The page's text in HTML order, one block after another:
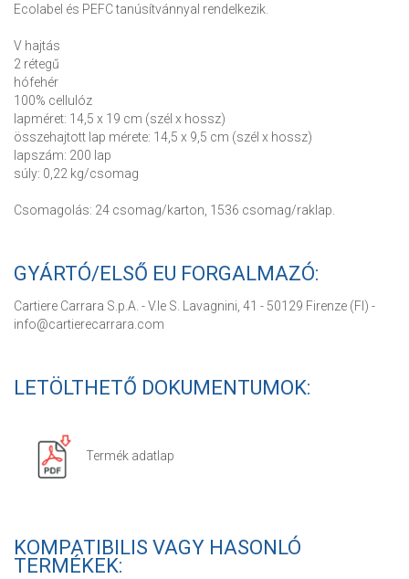
Ecolabel és PEFC tanúsítvánnyal rendelkezik.
V hajtás
2 rétegű
hófehér
100% cellulóz
lapméret: 14,5 x 19 cm (szél x hossz)
összehajtott lap mérete: 14,5 x 9,5 cm (szél x hossz)
lapszám: 200 lap
súly: 0,22 kg/csomag
Csomagolás: 24 csomag/karton, 1536 csomag/raklap.
GYÁRTÓ/ELSŐ EU FORGALMAZÓ:
Cartiere Carrara S.p.A. - V.le S. Lavagnini, 41 - 50129 Firenze (FI) -
info@cartierecarrara.com
LETÖLTHETŐ DOKUMENTUMOK:
Termék adatlap
KOMPATIBILIS VAGY HASONLÓ
TERMÉKEK: